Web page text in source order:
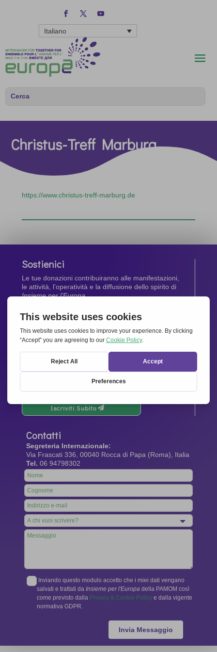
Italiano
Christus-Treff Marburg
https://www.christus-treff-marburg.de
Sostienici
Le tue donazioni contribuiranno alle manifestazioni,
le attività, l’operatività e la diffusione dello spirito di
Insieme per l’Europa.
Dona Ora
Newsletter
Rimani aggiornato di tutte le ultime notizie dalla
Iscriviti Subito
Contatti
Segreteria Internazionale:
Via Frascati 336, 00040 Rocca di Papa (Roma), Italia
Tel. 06 94798302
Leave
this
field
blank
Inviando questo modulo accetto che i miei dati vengano
salvati e trattati da Insieme per l'Europa della PAMOM così
come previsto dalla Privacy & Cookie Policy e dalla vigente
normativa GDPR.
Invia Messaggio